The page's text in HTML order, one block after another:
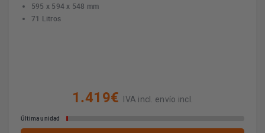
595 x 594 x 548 mm
71 Litros
1.419€ IVA incl. envío incl.
Última unidad